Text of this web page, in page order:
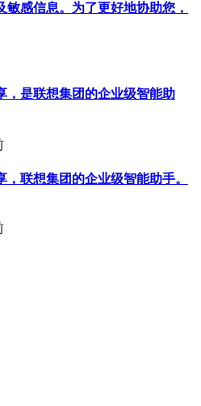
敏感信息。为了更好地协助您，
，是联想集团的企业级智能助
联想集团的企业级智能助手。